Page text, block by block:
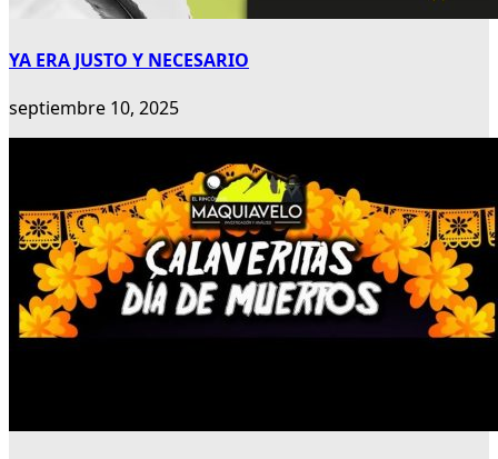
YA ERA JUSTO Y NECESARIO
septiembre 10, 2025